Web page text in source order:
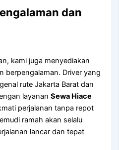
dan
kami juga menyediakan
berpengalaman. Driver yang
rute Jakarta Barat dan
layananSewa Hiace
perjalanan tanpa repot
ramah akan selalu
lancar dan tepat